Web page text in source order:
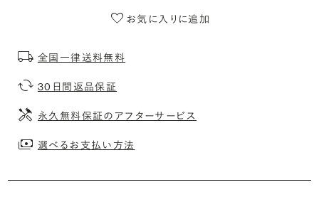
お気に入りに追加
全国一律送料無料
30日間返品保証
永久無料保証のアフターサービス
選べるお支払い方法